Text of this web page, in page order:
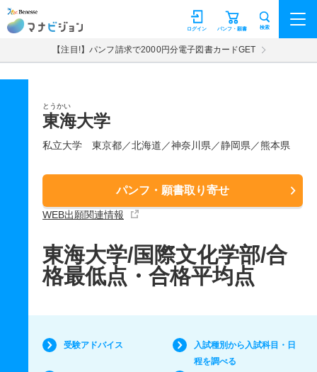
マナビジョン パンフ・願書
ログイン 検索
【注目!】パンフ請求で2000円分電子図書カードGET
とうかい
東海大学
私立大学 東京都／北海道／神奈川県／静岡県／熊本県
パンフ・願書取り寄せ
WEB出願関連情報
東海大学/国際文化学部/合
格最低点・合格平均点
受験アドバイス
入試種別から入試科目・日
程を調べる